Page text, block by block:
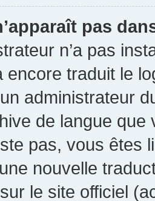
pas
n’a pas
encore traduit le
administrateur
de langue
pas, vous êtes
nouvelle
le site officiel